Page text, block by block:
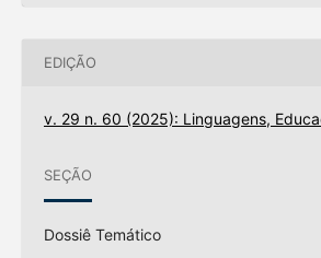
EDIÇÃO
v. 29 n. 60 (2025): Linguagens,
SEÇÃO
Dossiê Temático